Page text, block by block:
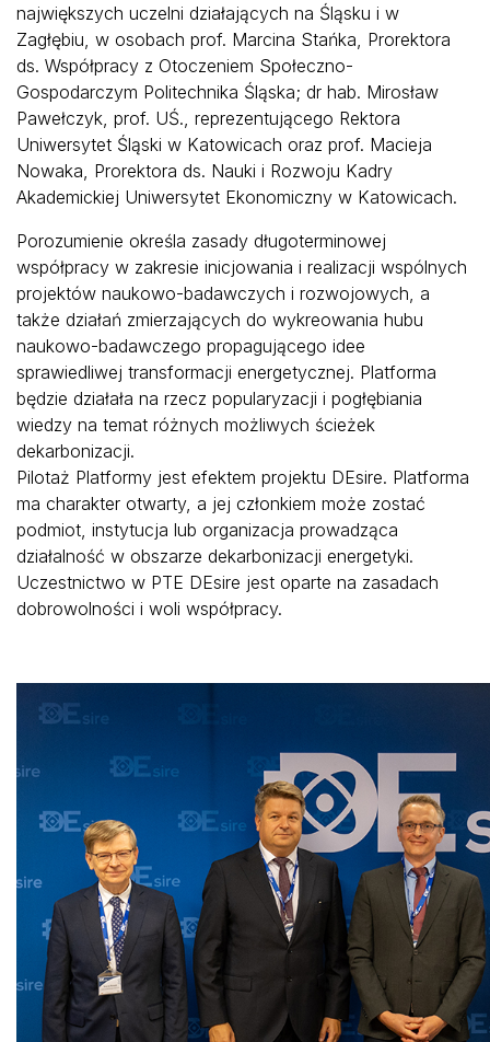
największych uczelni działających na Śląsku i w
Zagłębiu, w osobach prof. Marcina Stańka, Prorektora
ds. Współpracy z Otoczeniem Społeczno-
Gospodarczym Politechnika Śląska; dr hab. Mirosław
Pawełczyk, prof. UŚ., reprezentującego Rektora
Uniwersytet Śląski w Katowicach oraz prof. Macieja
Nowaka, Prorektora ds. Nauki i Rozwoju Kadry
Akademickiej Uniwersytet Ekonomiczny w Katowicach.
Porozumienie określa zasady długoterminowej
współpracy w zakresie inicjowania i realizacji wspólnych
projektów naukowo-badawczych i rozwojowych, a
także działań zmierzających do wykreowania hubu
naukowo-badawczego propagującego idee
sprawiedliwej transformacji energetycznej. Platforma
będzie działała na rzecz popularyzacji i pogłębiania
wiedzy na temat różnych możliwych ścieżek
dekarbonizacji.
Pilotaż Platformy jest efektem projektu DEsire. Platforma
ma charakter otwarty, a jej członkiem może zostać
podmiot, instytucja lub organizacja prowadząca
działalność w obszarze dekarbonizacji energetyki.
Uczestnictwo w PTE DEsire jest oparte na zasadach
dobrowolności i woli współpracy.